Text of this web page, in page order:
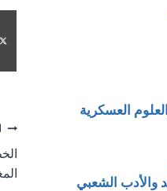
العسكرية
والأدب الشعبي